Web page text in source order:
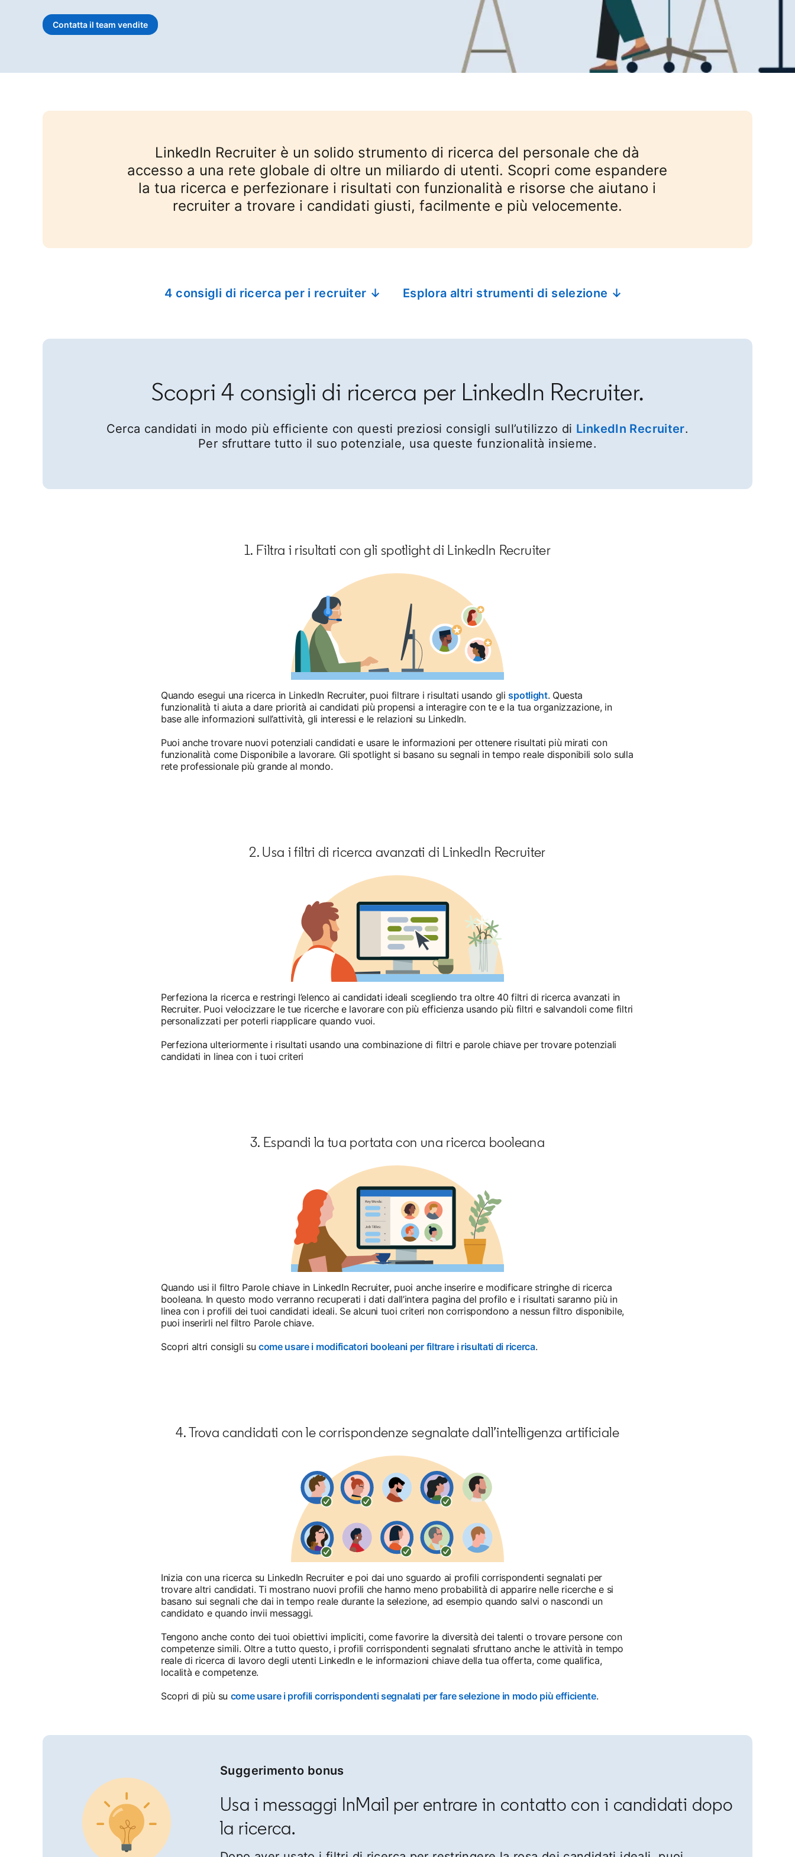
Contatta il team vendite
LinkedIn Recruiter è un solido strumento di ricerca del personale che dà
accesso a una rete globale di oltre un miliardo di utenti. Scopri come espandere
la tua ricerca e perfezionare i risultati con funzionalità e risorse che aiutano i
recruiter a trovare i candidati giusti, facilmente e più velocemente.
4 consigli di ricerca per i recruiter ↓ Esplora altri strumenti di selezione ↓
Scopri 4 consigli di ricerca per LinkedIn Recruiter.
Cerca candidati in modo più efficiente con questi preziosi consigli sull’utilizzo di LinkedIn Recruiter.
Per sfruttare tutto il suo potenziale, usa queste funzionalità insieme.
1. Filtra i risultati con gli spotlight di LinkedIn Recruiter
Quando esegui una ricerca in LinkedIn Recruiter, puoi filtrare i risultati usando glispotlightopens in a new tab
. Questa
funzionalità ti aiuta a dare priorità ai candidati più propensi a interagire con te e la tua organizzazione, in
base alle informazioni sull’attività, gli interessi e le relazioni su LinkedIn.
Puoi anche trovare nuovi potenziali candidati e usare le informazioni per ottenere risultati più mirati con
funzionalità come Disponibile a lavorare. Gli spotlight si basano su segnali in tempo reale disponibili solo sulla
rete professionale più grande al mondo.
2. Usa i filtri di ricerca avanzati di LinkedIn Recruiter
Perfeziona la ricerca e restringi l’elenco ai candidati ideali scegliendo tra oltre 40 filtri di ricerca avanzati in
Recruiter. Puoi velocizzare le tue ricerche e lavorare con più efficienza usando più filtri e salvandoli come filtri
personalizzati per poterli riapplicare quando vuoi.
Perfeziona ulteriormente i risultati usando una combinazione di filtri e parole chiave per trovare potenziali
candidati in linea con i tuoi criteri
3. Espandi la tua portata con una ricerca booleana
Quando usi il filtro Parole chiave in LinkedIn Recruiter, puoi anche inserire e modificare stringhe di ricerca
booleana. In questo modo verranno recuperati i dati dall’intera pagina del profilo e i risultati saranno più in
linea con i profili dei tuoi candidati ideali. Se alcuni tuoi criteri non corrispondono a nessun filtro disponibile,
puoi inserirli nel filtro Parole chiave.
Scopri altri consigli su come usare i modificatori booleani per filtrare i risultati di ricercaopens in a new tab
.
4. Trova candidati con le corrispondenze segnalate dall’intelligenza artificiale
Inizia con una ricerca su LinkedIn Recruiter e poi dai uno sguardo ai profili corrispondenti segnalati per
trovare altri candidati. Ti mostrano nuovi profili che hanno meno probabilità di apparire nelle ricerche e si
basano sui segnali che dai in tempo reale durante la selezione, ad esempio quando salvi o nascondi un
candidato e quando invii messaggi.
Tengono anche conto dei tuoi obiettivi impliciti, come favorire la diversità dei talenti o trovare persone con
competenze simili. Oltre a tutto questo, i profili corrispondenti segnalati sfruttano anche le attività in tempo
reale di ricerca di lavoro degli utenti LinkedIn e le informazioni chiave della tua offerta, come qualifica,
località e competenze.
Scopri di più su come usare i profili corrispondenti segnalati per fare selezione in modo più efficienteopens in a new tab
.
Suggerimento bonus
Usa i messaggi InMail per entrare in contatto con i candidati dopo
la ricerca.